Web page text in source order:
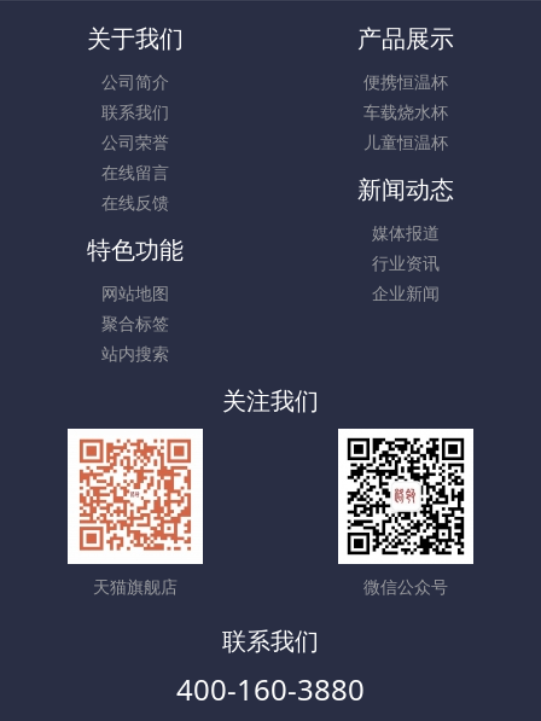
关于我们
公司简介
联系我们
公司荣誉
在线留言
在线反馈
产品展示
便携恒温杯
车载烧水杯
儿童恒温杯
新闻动态
媒体报道
行业资讯
企业新闻
特色功能
网站地图
聚合标签
站内搜索
关注我们
天猫旗舰店 微信公众号
联系我们
400-160-3880